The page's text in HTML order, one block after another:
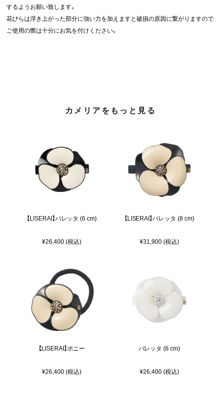
するようお願い致します。
花びらは浮き上がった部分に強い力を加えますと破損の原因に繋がりますので
ご使用の際は十分にお気を付けください。
カメリアをもっと見る
【LISERAI】バレッタ (6 cm)
¥26,400 (税込)
【LISERAI】バレッタ (8 cm)
¥31,900 (税込)
【LISERAI】ポニー
¥26,400 (税込)
バレッタ (6 cm)
¥26,400 (税込)